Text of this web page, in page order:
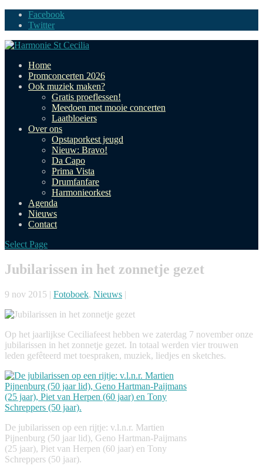
Facebook
Twitter
Home
Promconcerten 2026
Ook muziek maken?
Gratis proeflessen!
Meedoen met mooie concerten
Laatbloeiers
Over ons
Opstaporkest jeugd
Nieuw: Bravo!
Da Capo
Prima Vista
Drumfanfare
Harmonieorkest
Agenda
Nieuws
Contact
Select Page
Jubilarissen in het zonnetje gezet
9 nov 2015 | Fotoboek, Nieuws |
Op het jaarlijkse Ceciliafeest hebben we zaterdag 7 november onze
jubilarissen in het zonnetje gezet. In totaal werden vier trouwen
leden gefêteerd met toespraken, muziek, liedjes en sketches.
De jubilarissen op een rijtje: v.l.n.r. Martien
Pijnenburg (50 jaar lid), Geno Hartman-Paijmans
(25 jaar), Piet van Herpen (60 jaar) en Tony
Schreppers (50 jaar).